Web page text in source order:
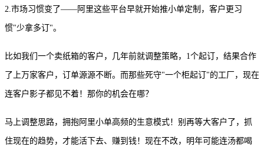
2.市场习惯变了——阿里这些平台早就开始推小单定制，客户更习
惯"少拿多订"。
比如我们一个卖纸箱的客户，几年前就调整策略， 1个起订，结果合作
了上万家客户，订单源源不断。而那些死守"一个柜起订"的工厂，现在
连客户影子都见不着！那你的机会在哪？
马上调整思路，拥抱阿里小单高频的生意模式！别再等大客户了，抓
住现在的趋势，才能活下去、赚到钱！现在不改，明年可能连汤都喝